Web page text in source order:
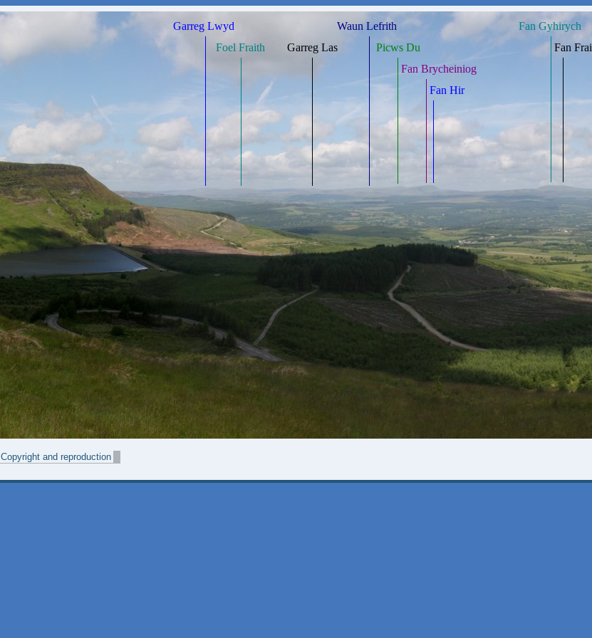
Garreg Lwyd
Foel Fraith
Garreg Las
Waun Lefrith
Picws Du
Fan Brycheiniog
Fan Hir
Fan Gyhirych
Fan
Copyright and reproduction